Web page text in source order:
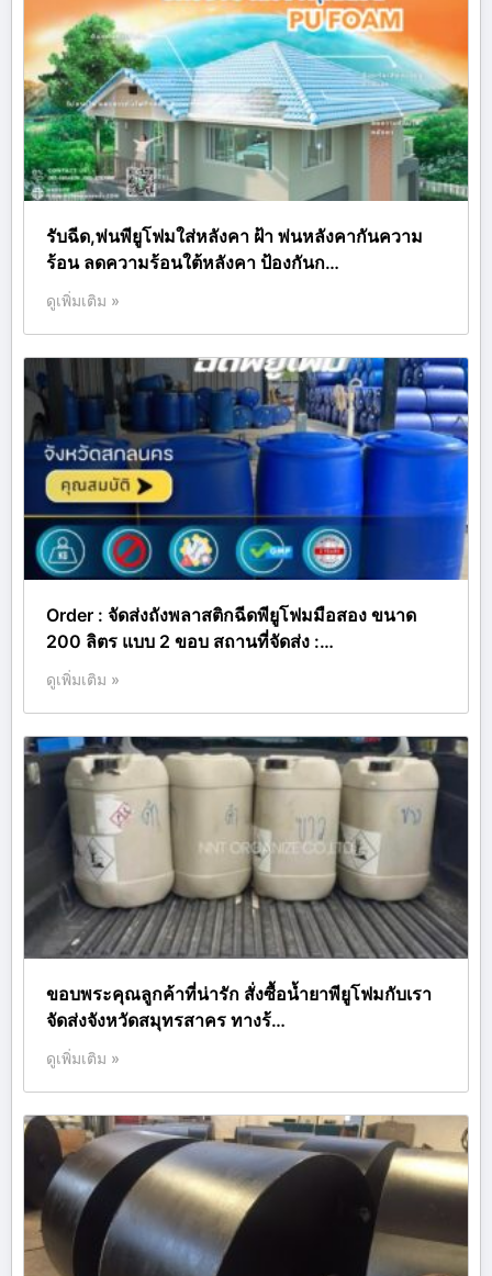
รับฉีด,พ่นพียูโฟมใส่หลังคา ฝ้า พ่นหลังคากันความ
ร้อน ลดความร้อนใต้หลังคา ป้องกันก…
ดูเพิ่มเติม »
Order : จัดส่งถังพลาสติกฉีดพียูโฟมมือสอง ขนาด
200 ลิตร แบบ 2 ขอบ สถานที่จัดส่ง :…
ดูเพิ่มเติม »
ขอบพระคุณลูกค้าที่น่ารัก สั่งซื้อน้ำยาพียูโฟมกับเรา
จัดส่งจังหวัดสมุทรสาคร ทางร้…
ดูเพิ่มเติม »